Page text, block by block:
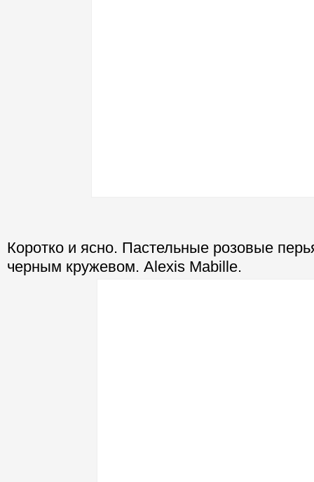
Коротко и ясно. Пастельные розовые
черным кружевом. Alexis Mabille.